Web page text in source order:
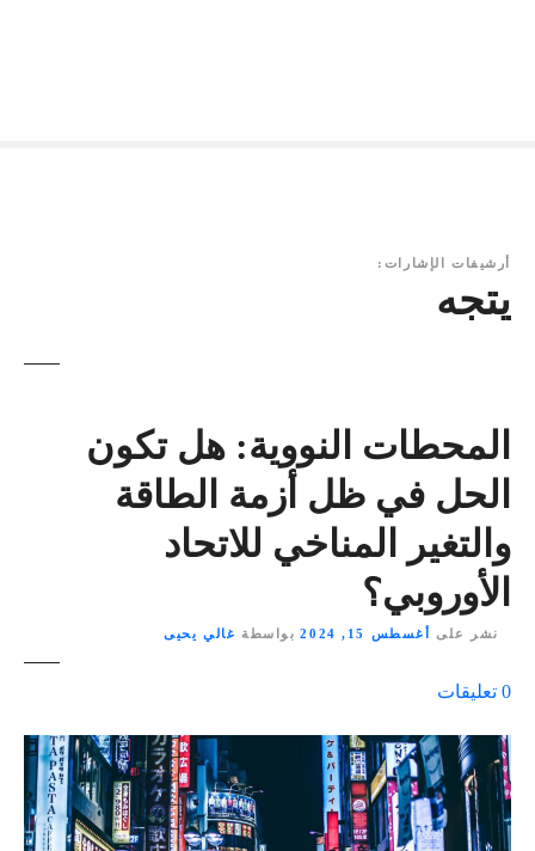
أرشيفات الإشارات:
يتجه
المحطات النووية: هل تكون
الحل في ظل أزمة الطاقة
والتغير المناخي للاتحاد
الأوروبي؟
نشر على أغسطس 15, 2024 بواسطة غالي يحيى
0 تعليقات
ى
٪
s